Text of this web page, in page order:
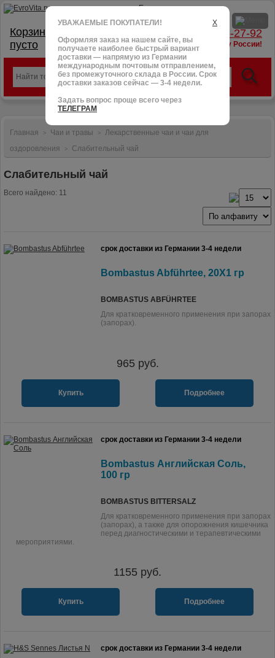
тел.: +7 (966) 095-27-92
доставим в любую точку России!
Корзина:
пусто
X
УВАЖАЕМЫЕ ПОКУПАТЕЛИ!
Оформляя заказ на нашем сайте, вы
получаете наиболее быстрый вариант
доставки — напрямую из Германии
международным почтовым отправлением,
без промежуточного склада в России. Срок
доставки заказов сейчас — 3-4 недели.
Задать вопрос проще всего через
ТЕЛЕГРАМ
Главная > Чаи и травы >
Лекарственные чаи и чаи для
оздоровления
> Слабительный чай
Слабительный чай
Всего найдено: 11
срок доставки из Германии 3-4 недели
Bombastus Abführtee, 20X1 гр
BOMBASTUS ABFÜHRTEE
Для кратковременного применения при запорах
(запорах).
965 руб.
Купить Подробнее
срок доставки из Германии 3-4 недели
Bombastus Английская Соль,
100 гр
BOMBASTUS BITTERSALZ
Для кратковременного применения при запорах
(запорах), а также для опорожнения кишечника
перед диагностическими и терапевтическими
мероприятиями.
1155 руб.
Купить Подробнее
срок доставки из Германии 3-4 недели